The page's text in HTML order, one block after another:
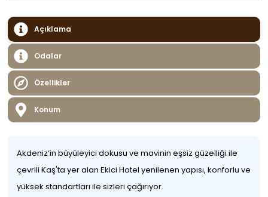
Açıklama
Odalar
Özellikler
Konum
Akdeniz‘in büyüleyici dokusu ve mavinin eşsiz güzelliği ile
çevrili Kaş'ta yer alan Ekici Hotel yenilenen yapısı, konforlu ve
yüksek standartları ile sizleri çağırıyor.